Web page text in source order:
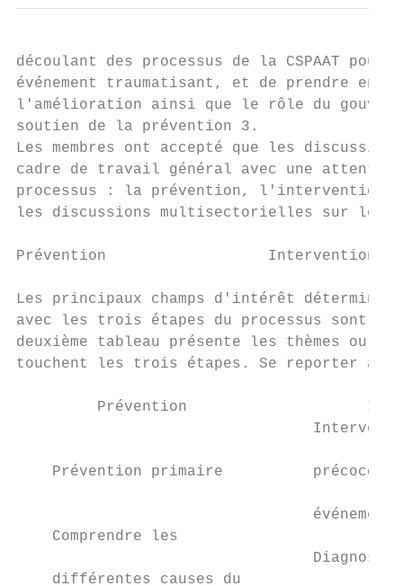
découlant des processus de la CSPAAT
événement traumatisant, et de prendre
l'amélioration ainsi que le rôle du
soutien de la prévention 3.
Les membres ont accepté que les
cadre de travail général avec une
processus : la prévention, l'intervention
les discussions multisectorielles sur le
Prévention                  Intervention
Les principaux champs d'intérêt
avec les trois étapes du processus sont
deuxième tableau présente les thèmes ou
touchent les trois étapes. Se reporter aux
Prévention
Prévention primaire          précoces
                                 événement
    Comprendre les
    différentes causes du